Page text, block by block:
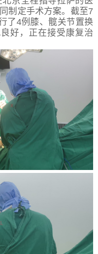
制定手术方案。截至7
了4例膝、髋关节置换
好，正在接受康复治